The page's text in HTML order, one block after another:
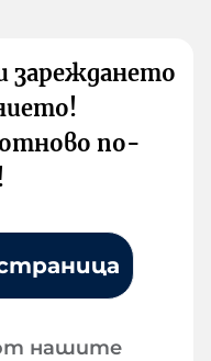
зареждането
по-
нашите